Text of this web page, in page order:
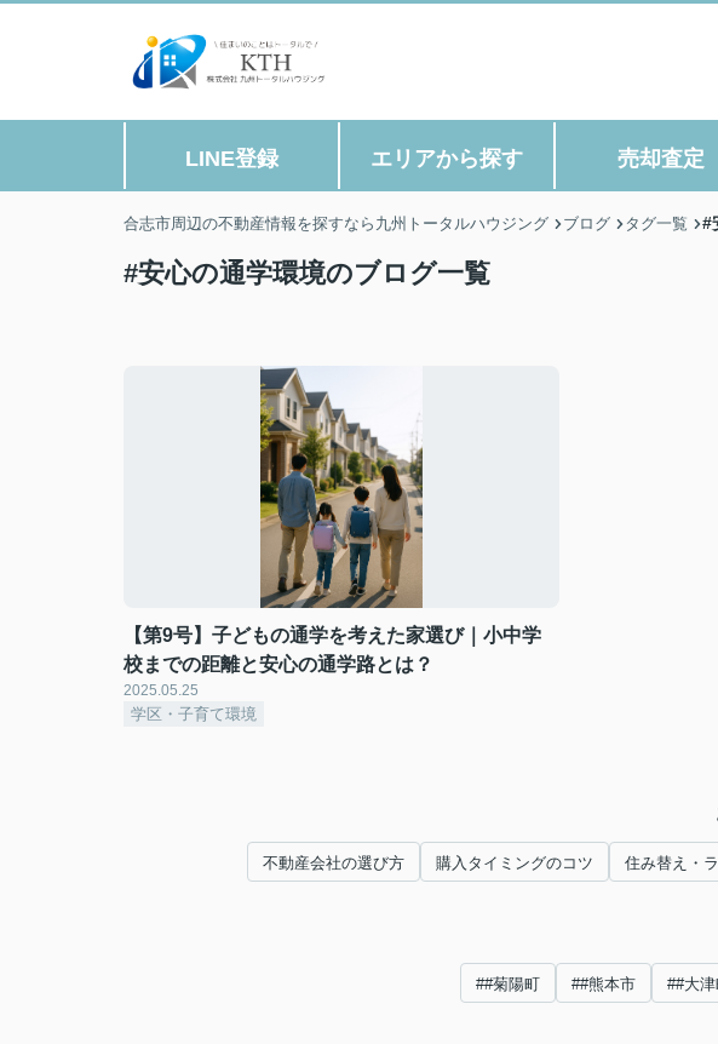
LINE登録 エリアから探す 売却査定
合志市周辺の不動産情報を探すなら九州トータルハウジング ブログ タグ一覧 #
#安心の通学環境のブログ一覧
【第9号】子どもの通学を考えた家選び｜小中学
校までの距離と安心の通学路とは？
2025.05.25
学区・子育て環境
不動産会社の選び方 購入タイミングのコツ 住み替え・
##菊陽町 ##熊本市 ##大